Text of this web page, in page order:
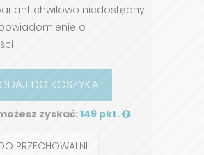
chwilowo niedostępny
o
DO KOSZYKA
zyskać:149 pkt.
PRZECHOWALNI